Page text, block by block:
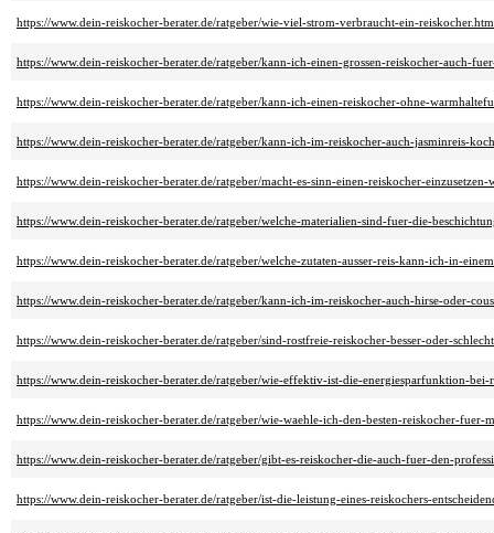
https://www.dein-reiskocher-berater.de/ratgeber/wie-viel-strom-verbraucht-ein-
https://www.dein-reiskocher-berater.de/ratgeber/kann-ich-einen-grossen-reiskocher-auch-
https://www.dein-reiskocher-berater.de/ratgeber/kann-ich-einen-reiskocher-ohne-
https://www.dein-reiskocher-berater.de/ratgeber/kann-ich-im-reiskocher-auch-jasminreis-
https://www.dein-reiskocher-berater.de/ratgeber/macht-es-sinn-einen-reiskocher-
https://www.dein-reiskocher-berater.de/ratgeber/welche-materialien-sind-fuer-die-
https://www.dein-reiskocher-berater.de/ratgeber/welche-zutaten-ausser-reis-kann-ich-in-
https://www.dein-reiskocher-berater.de/ratgeber/kann-ich-im-reiskocher-auch-hirse-oder-
https://www.dein-reiskocher-berater.de/ratgeber/sind-rostfreie-reiskocher-besser-oder-
https://www.dein-reiskocher-berater.de/ratgeber/wie-effektiv-ist-die-energiesparfunktion-bei-
https://www.dein-reiskocher-berater.de/ratgeber/wie-waehle-ich-den-besten-reiskocher-fuer-
https://www.dein-reiskocher-berater.de/ratgeber/gibt-es-reiskocher-die-auch-fuer-den-
https://www.dein-reiskocher-berater.de/ratgeber/ist-die-leistung-eines-reiskochers-